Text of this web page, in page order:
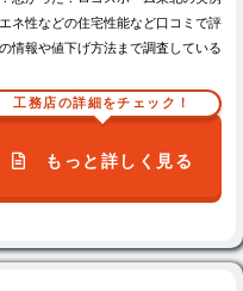
ネ性などの住宅性能など口コミで評
情報や値下げ方法まで調査している
工務店の詳細をチェック！
もっと詳しく見る